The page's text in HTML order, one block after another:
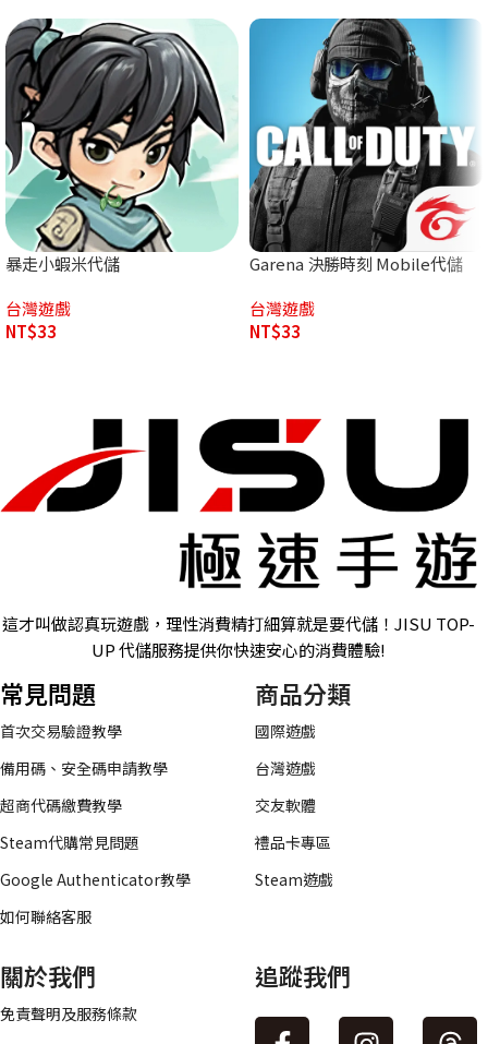
暴走小蝦米代儲
台灣遊戲
NT$33
Garena 決勝時刻 Mobile代儲
台灣遊戲
NT$33
這才叫做認真玩遊戲，理性消費精打細算就是要代儲！JISU TOP-
UP 代儲服務提供你快速安心的消費體驗!
常見問題
首次交易驗證教學
備用碼、安全碼申請教學
超商代碼繳費教學
Steam代購常見問題
Google Authenticator教學
如何聯絡客服
商品分類
國際遊戲
台灣遊戲
交友軟體
禮品卡專區
Steam遊戲
關於我們
免責聲明及服務條款
追蹤我們